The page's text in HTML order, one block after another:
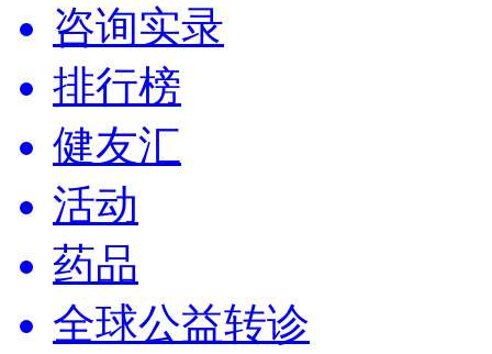
咨询实录
排行榜
健友汇
活动
药品
全球公益转诊